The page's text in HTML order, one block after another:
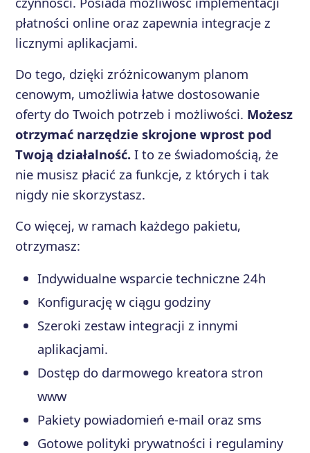
płatności online oraz zapewnia integracje z
licznymi aplikacjami.
Do tego, dzięki zróżnicowanym planom
cenowym, umożliwia łatwe dostosowanie
oferty do Twoich potrzeb i możliwości. Możesz
otrzymać narzędzie skrojone wprost pod
Twoją działalność. I to ze świadomością, że
nie musisz płacić za funkcje, z których i tak
nigdy nie skorzystasz.
Co więcej, w ramach każdego pakietu,
otrzymasz:
Indywidualne wsparcie techniczne 24h
Konfigurację w ciągu godziny
Szeroki zestaw integracji z innymi
aplikacjami.
Dostęp do darmowego kreatora stron
www
Pakiety powiadomień e-mail oraz sms
Gotowe polityki prywatności i regulaminy